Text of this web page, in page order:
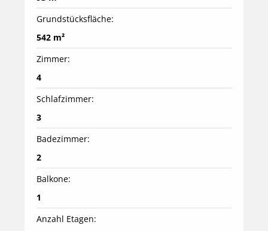
Grundstücksfläche:
542 m²
Zimmer:
4
Schlafzimmer:
3
Badezimmer:
2
Balkone:
1
Anzahl Etagen: